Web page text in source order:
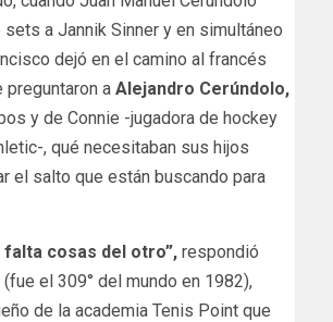
a Jannik Sinner y en simultáneo
dejó en el camino al francés
preguntaron a Alejandro Cerúndolo,
y de Connie -jugadora de hockey
, qué necesitaban sus hijos
el salto que están buscando para
falta cosas del otro”, respondió
el 309° del mundo en 1982),
de la academia Tenis Point que